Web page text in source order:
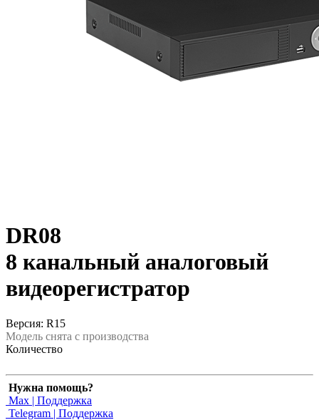
DR08
8 канальный аналоговый
видеорегистратор
Версия: R15
Модель снята с производства
Количество
Нужна помощь?
Max | Поддержка
Telegram | Поддержка